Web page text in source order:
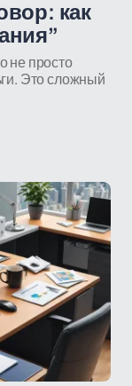
как
не просто
Это сложный